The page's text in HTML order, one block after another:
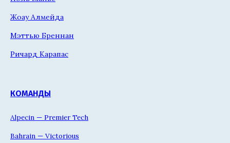
Жоау Алмейда
Мэттью Бреннан
Ричард Карапас
КОМАНДЫ
Alpecin — Premier Tech
Bahrain — Victorious